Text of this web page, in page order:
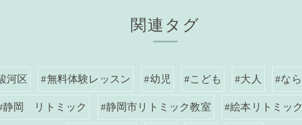
関連タグ
河区 #無料体験レッスン #幼児 #こども #大人 #な
静岡 リトミック #静岡市リトミック教室 #絵本リトミッ